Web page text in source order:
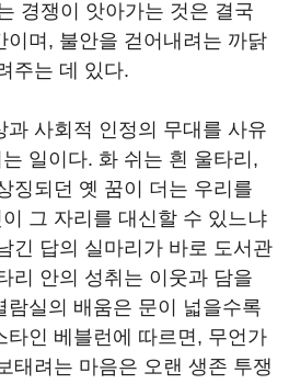
경쟁이 앗아가는 것은 결국
이며, 불안을 걷어내려는 까닭
주는 데 있다.
과 사회적 인정의 무대를 사유
일이다. 화 쉬는 흰 울타리,
징되던 옛 꿈이 더는 우리를
그 자리를 대신할 수 있느냐
긴 답의 실마리가 바로 도서관
리 안의 성취는 이웃과 담을
람실의 배움은 문이 넓을수록
타인 베블런에 따르면, 무언가
태려는 마음은 오랜 생존 투쟁